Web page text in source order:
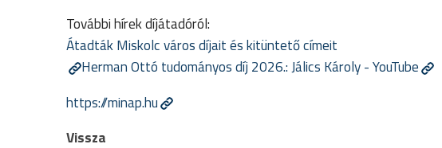
További hírek díjátadóról:
Átadták Miskolc város díjait és kitüntető címeit
Herman Ottó tudományos díj 2026.: Jálics Károly - YouTube
https://minap.hu
Vissza